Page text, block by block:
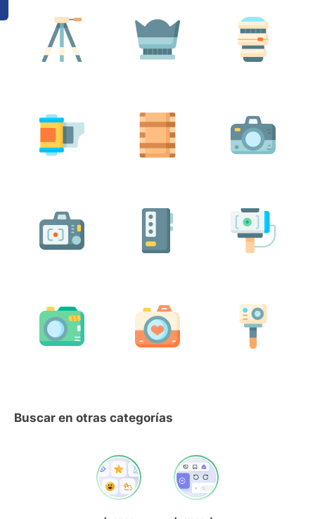
Buscar en otras categorías